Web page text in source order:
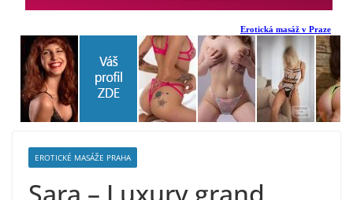
EROTICKÉ MASÁŽE PRAHA